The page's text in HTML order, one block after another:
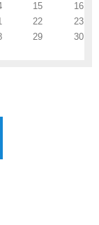
15
16
22
23
29
30